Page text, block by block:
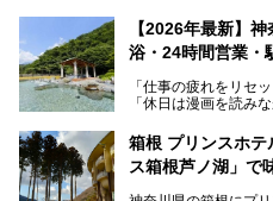
的な“没入感（イマ
今回は、そんな大注
を見学させていただ
サウナ室の中に咲き
リのビーチを思わせ
内の様子をレポート
【2026年最新】
浴・24時間営業・
「仕事の疲れをリセ
「休日は漫画を読み
たい」
そんな「癒やされた
箱根 プリンスホ
ス箱根芦ノ湖」で